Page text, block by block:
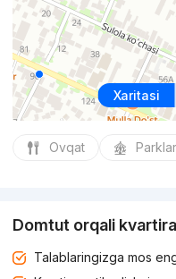
Xaritasi
Ovqat Parklar
Domtut orqali
Talablaringizga mos